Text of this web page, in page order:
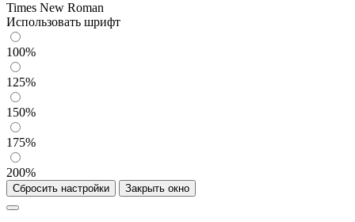
Times New Roman
Использовать шрифт
100%
125%
150%
175%
200%
Сбросить настройки Закрыть окно